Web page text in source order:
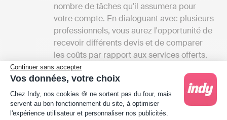
Continuer sans accepter
Vos données, votre choix
Plateforme de Gestion du Consentement :
Chez Indy, nos cookies 🍪 ne sortent pas du four, mais
servent au bon fonctionnement du site, à optimiser
l'expérience utilisateur et personnaliser nos publicités.
nombre de tâches qu'il assumera pour
votre compte. En dialoguant avec plusieurs
professionnels, vous aurez l'opportunité de
recevoir différents devis et de comparer
les coûts par rapport aux services offerts.
Cela vous donnera également une vue
d'ensemble des différentes prestations
disponibles à Trizay.
Les tarifs: Les frais des cabinets
d'experts-comptables peuvent débuter